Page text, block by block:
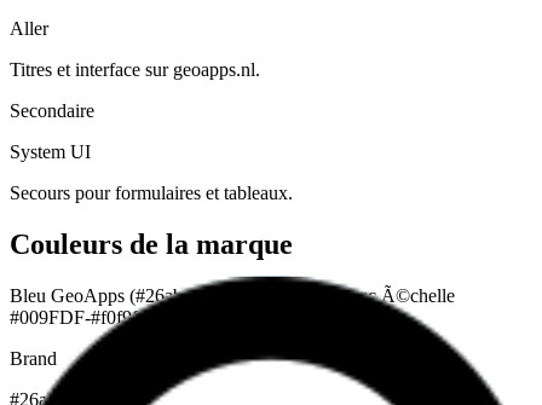
Aller
Titres et interface sur geoapps.nl.
Secondaire
System UI
Secours pour formulaires et tableaux.
Couleurs de la marque
Bleu GeoApps (#26abe2, survol #0b6d99) avec Ã©chelle
#009FDF-#f0f9fe.
Brand
#26abe2